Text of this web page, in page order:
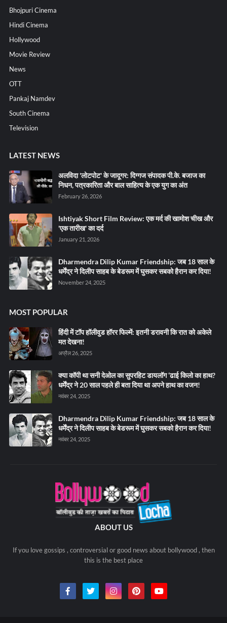
Bhojpuri Cinema
Hindi Cinema
Hollywood
Movie Review
News
OTT
Pankaj Namdev
South Cinema
Television
LATEST NEWS
अलविदा 'लोटपोट' के जादूगर: दिग्गज संपादक पी.के. बजाज का
निधन, पत्रकारिता और बाल साहित्य के एक युग का अंत
February 26, 2026
Ishtiyak Short Film Review: एक मर्द की खामोश चीख और
'एक तारीख' का दर्द
January 21, 2026
Dharmendra Dilip Kumar Friendship: जब 18 साल के
धर्मेंद्र ने दिलीप साहब के बेडरूम में घुसकर सबको हैरान कर दिया!
November 24, 2025
MOST POPULAR
हिंदी में टॉप हॉलीवुड हॉरर फिल्में: इतनी डरावनी कि रात को अकेले
मत देखना!
अप्रैल 26, 2025
क्या कॉपी था सनी देओल का सुपरहिट डायलॉग ‘ढाई किलो का हाथ?
धर्मेंद्र ने 20 साल पहले ही बता दिया था अपने हाथ का वजन!
नवंबर 24, 2025
Dharmendra Dilip Kumar Friendship: जब 18 साल के
धर्मेंद्र ने दिलीप साहब के बेडरूम में घुसकर सबको हैरान कर दिया!
नवंबर 24, 2025
ABOUT US
If you love gossips , controversial or good news about bollywood , then
this is the best place